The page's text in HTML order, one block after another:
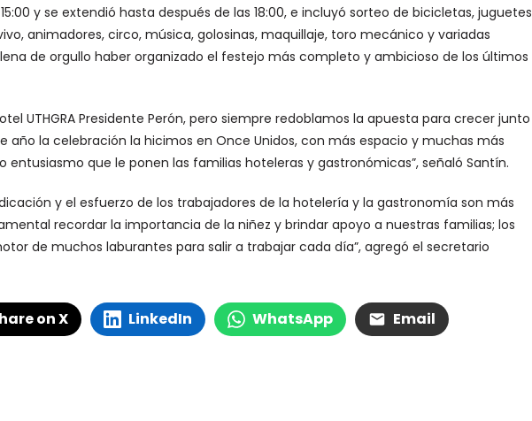
y se extendió hasta después de las 18:00, e incluyó sorteo de bicicletas, juguetes
animadores, circo, música, golosinas, maquillaje, toro mecánico y variadas
de orgullo haber organizado el festejo más completo y ambicioso de los últimos
UTHGRA Presidente Perón, pero siempre redoblamos la apuesta para crecer junto
año la celebración la hicimos en Once Unidos, con más espacio y muchas más
entusiasmo que le ponen las familias hoteleras y gastronómicas”, señaló Santín.
y el esfuerzo de los trabajadores de la hotelería y la gastronomía son más
recordar la importancia de la niñez y brindar apoyo a nuestras familias; los
de muchos laburantes para salir a trabajar cada día”, agregó el secretario
on X LinkedIn WhatsApp Email